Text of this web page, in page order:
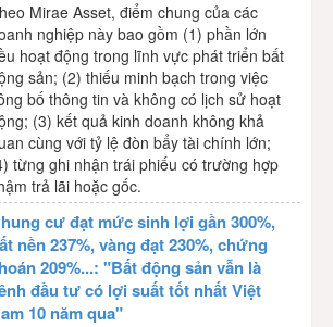
Mirae Asset, điểm chung của các
nghiệp này bao gồm (1) phần lớn
hoạt động trong lĩnh vực phát triển bất
sản; (2) thiếu minh bạch trong việc
bố thông tin và không có lịch sử hoạt
(3) kết quả kinh doanh không khả
cùng với tỷ lệ đòn bẩy tài chính lớn;
từng ghi nhận trái phiếu có trường hợp
trả lãi hoặc gốc.
cư đạt mức sinh lợi gần 300%,
nền 237%, vàng đạt 230%, chứng
209%...: "Bất động sản vẫn là
đầu tư có lợi suất tốt nhất Việt
10 năm qua"